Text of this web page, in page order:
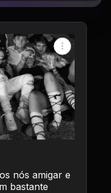
nós amigar e
bastante